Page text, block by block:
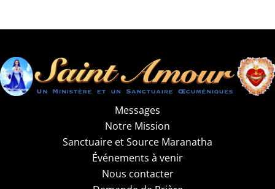
Messages
Notre Mission
Sanctuaire et Source Maranatha
Événements à venir
Nous contacter